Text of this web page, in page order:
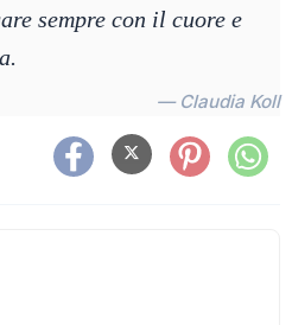
sempre con il cuore e
— Claudia Koll